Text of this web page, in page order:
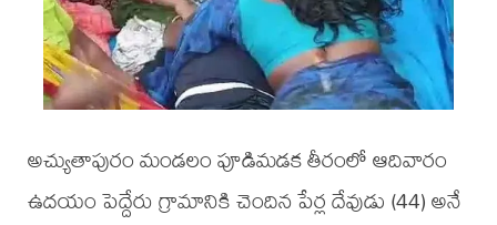
అచ్యుతాపురం మండలం పూడిమడక తీరంలో ఆదివారం
ఉదయం పెద్దేరు గ్రామానికి చెందిన పేర్ల దేవుడు (44) అనే